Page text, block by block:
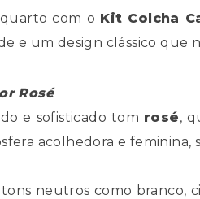
com o Kit Colcha
e um design clássico que
Rosé
e sofisticado tom rosé,
acolhedora e feminina,
neutros como branco,